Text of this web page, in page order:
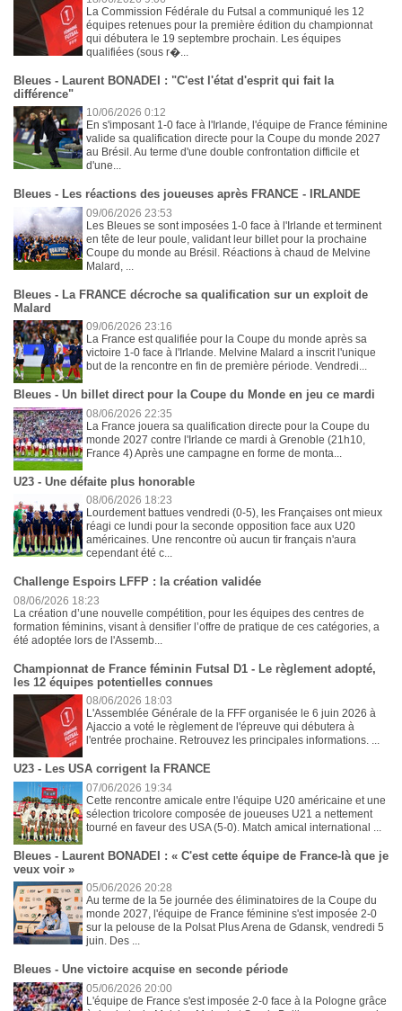
La Commission Fédérale du Futsal a communiqué les 12
équipes retenues pour la première édition du championnat
qui débutera le 19 septembre prochain. Les équipes
qualifiées (sous r�...
Bleues - Laurent BONADEI : "C'est l'état d'esprit qui fait la
différence"
10/06/2026 0:12
En s'imposant 1-0 face à l'Irlande, l'équipe de France féminine
valide sa qualification directe pour la Coupe du monde 2027
au Brésil. Au terme d'une double confrontation difficile et
d'une...
Bleues - Les réactions des joueuses après FRANCE - IRLANDE
09/06/2026 23:53
Les Bleues se sont imposées 1-0 face à l'Irlande et terminent
en tête de leur poule, validant leur billet pour la prochaine
Coupe du monde au Brésil. Réactions à chaud de Melvine
Malard, ...
Bleues - La FRANCE décroche sa qualification sur un exploit de
Malard
09/06/2026 23:16
La France est qualifiée pour la Coupe du monde après sa
victoire 1-0 face à l'Irlande. Melvine Malard a inscrit l'unique
but de la rencontre en fin de première période. Vendredi...
Bleues - Un billet direct pour la Coupe du Monde en jeu ce mardi
08/06/2026 22:35
La France jouera sa qualification directe pour la Coupe du
monde 2027 contre l'Irlande ce mardi à Grenoble (21h10,
France 4) Après une campagne en forme de monta...
U23 - Une défaite plus honorable
08/06/2026 18:23
Lourdement battues vendredi (0-5), les Françaises ont mieux
réagi ce lundi pour la seconde opposition face aux U20
américaines. Une rencontre où aucun tir français n'aura
cependant été c...
Challenge Espoirs LFFP : la création validée
08/06/2026 18:23
La création d’une nouvelle compétition, pour les équipes des centres de
formation féminins, visant à densifier l’offre de pratique de ces catégories, a
été adoptée lors de l'Assemb...
Championnat de France féminin Futsal D1 - Le règlement adopté,
les 12 équipes potentielles connues
08/06/2026 18:03
L'Assemblée Générale de la FFF organisée le 6 juin 2026 à
Ajaccio a voté le règlement de l'épreuve qui débutera à
l'entrée prochaine. Retrouvez les principales informations. ...
U23 - Les USA corrigent la FRANCE
07/06/2026 19:34
Cette rencontre amicale entre l'équipe U20 américaine et une
sélection tricolore composée de joueuses U21 a nettement
tourné en faveur des USA (5-0). Match amical international ...
Bleues - Laurent BONADEI : « C'est cette équipe de France-là que je
veux voir »
05/06/2026 20:28
Au terme de la 5e journée des éliminatoires de la Coupe du
monde 2027, l'équipe de France féminine s'est imposée 2-0
sur la pelouse de la Polsat Plus Arena de Gdansk, vendredi 5
juin. Des ...
Bleues - Une victoire acquise en seconde période
05/06/2026 20:00
L'équipe de France s'est imposée 2-0 face à la Pologne grâce